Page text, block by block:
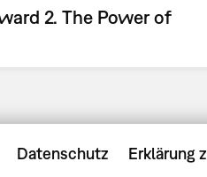
2. The Power of
Datenschutz Erklärung